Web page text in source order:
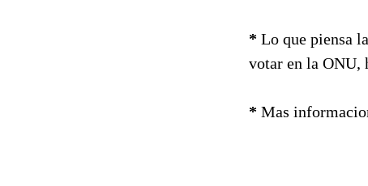
* Lo que piensa la
votar en la ONU,
* Mas